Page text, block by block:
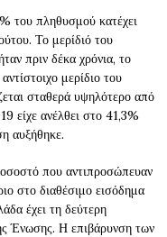
του πληθυσμού κατέχει
Το μερίδιό του
πριν δέκα χρόνια, το
μερίδιο του
σταθερά υψηλότερο από
είχε ανέλθει στο 41,3%
αυξήθηκε.
που αντιπροσώπευαν
στο διαθέσιμο εισόδημα
έχει τη δεύτερη
Ένωσης. Η επιβάρυνση των